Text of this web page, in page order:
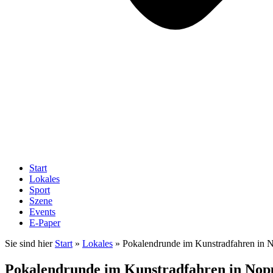
Start
Lokales
Sport
Szene
Events
E-Paper
Sie sind hier Start » Lokales » Pokalendrunde im Kunstradfahren in
Pokalendrunde im Kunstradfahren in